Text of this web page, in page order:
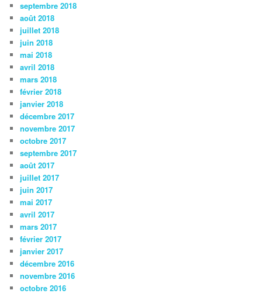
septembre 2018
août 2018
juillet 2018
juin 2018
mai 2018
avril 2018
mars 2018
février 2018
janvier 2018
décembre 2017
novembre 2017
octobre 2017
septembre 2017
août 2017
juillet 2017
juin 2017
mai 2017
avril 2017
mars 2017
février 2017
janvier 2017
décembre 2016
novembre 2016
octobre 2016